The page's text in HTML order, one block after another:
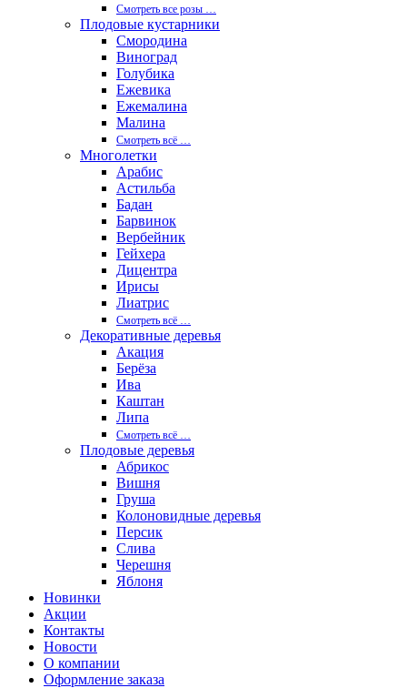
Смотреть все розы …
Плодовые кустарники
Смородина
Виноград
Голубика
Ежевика
Ежемалина
Малина
Смотреть вcё …
Многолетки
Арабис
Астильба
Бадан
Барвинок
Вербейник
Гейхера
Дицентра
Ирисы
Лиатрис
Смотреть вcё …
Декоративные деревья
Акация
Берёза
Ива
Каштан
Липа
Смотреть вcё …
Плодовые деревья
Абрикос
Вишня
Груша
Колоновидные деревья
Персик
Слива
Черешня
Яблоня
Новинки
Акции
Контакты
Новости
О компании
Оформление заказа